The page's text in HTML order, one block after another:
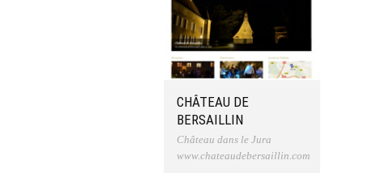
CHÂTEAU DE
BERSAILLIN
Château dans le Jura
www.chateaudebersaillin.com